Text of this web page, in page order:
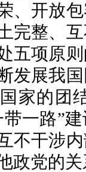
、开放
完整、
五项原
发展我
家的团
带一路”
不干涉
政党的